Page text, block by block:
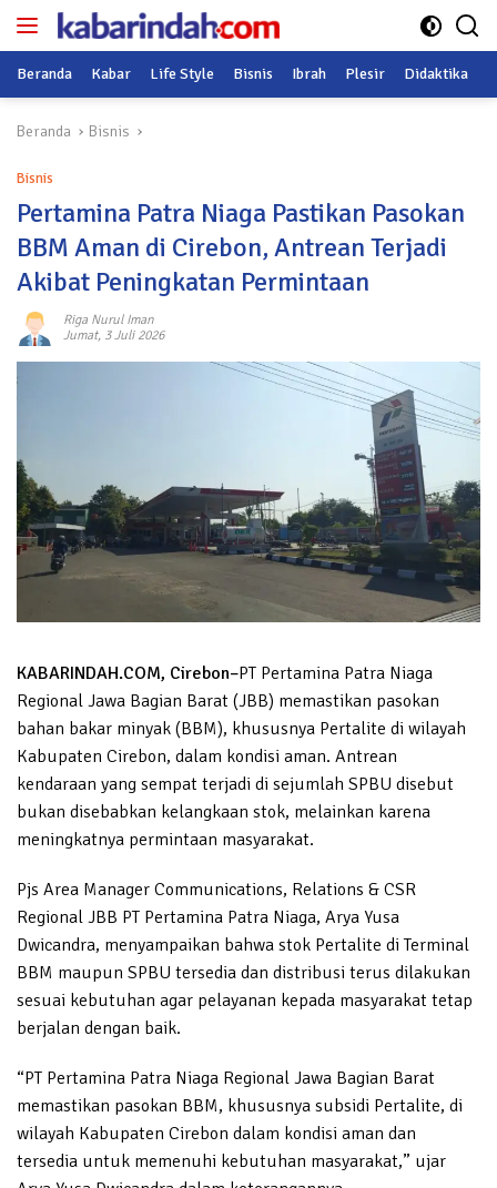
Langsung
Beranda Kabar Life Style Bisnis Ibrah Plesir Didaktika
Beranda Bisnis
Bisnis
Pertamina Patra Niaga Pastikan Pasokan
BBM Aman di Cirebon, Antrean Terjadi
Akibat Peningkatan Permintaan
Riga Nurul Iman
Jumat, 3 Juli 2026
KABARINDAH.COM, Cirebon–PT Pertamina Patra Niaga
Regional Jawa Bagian Barat (JBB) memastikan pasokan
bahan bakar minyak (BBM), khususnya Pertalite di wilayah
Kabupaten Cirebon, dalam kondisi aman. Antrean
kendaraan yang sempat terjadi di sejumlah SPBU disebut
bukan disebabkan kelangkaan stok, melainkan karena
meningkatnya permintaan masyarakat.
Pjs Area Manager Communications, Relations & CSR
Regional JBB PT Pertamina Patra Niaga, Arya Yusa
Dwicandra, menyampaikan bahwa stok Pertalite di Terminal
BBM maupun SPBU tersedia dan distribusi terus dilakukan
sesuai kebutuhan agar pelayanan kepada masyarakat tetap
berjalan dengan baik.
“PT Pertamina Patra Niaga Regional Jawa Bagian Barat
memastikan pasokan BBM, khususnya subsidi Pertalite, di
wilayah Kabupaten Cirebon dalam kondisi aman dan
tersedia untuk memenuhi kebutuhan masyarakat,” ujar